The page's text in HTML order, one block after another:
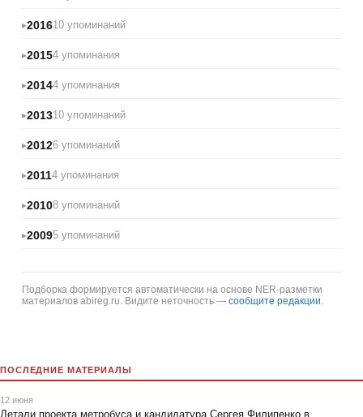
201610 упоминаний
20154 упоминания
20144 упоминания
201310 упоминаний
20126 упоминаний
20114 упоминания
20108 упоминаний
20095 упоминаний
Подборка формируется автоматически на основе NER-разметки
материалов abireg.ru. Видите неточность — сообщите редакции
ПОСЛЕДНИЕ МАТЕРИАЛЫ
12 июня
Детали проекта метробуса и кандидатура Сергея Филипенко в